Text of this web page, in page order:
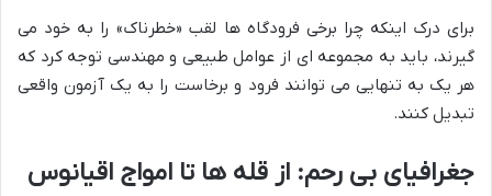
برای درک اینکه چرا برخی فرودگاه ها لقب «خطرناک» را به خود می
گیرند، باید به مجموعه ای از عوامل طبیعی و مهندسی توجه کرد که
هر یک به تنهایی می توانند فرود و برخاست را به یک آزمون واقعی
تبدیل کنند.
جغرافیای بی رحم: از قله ها تا امواج اقیانوس